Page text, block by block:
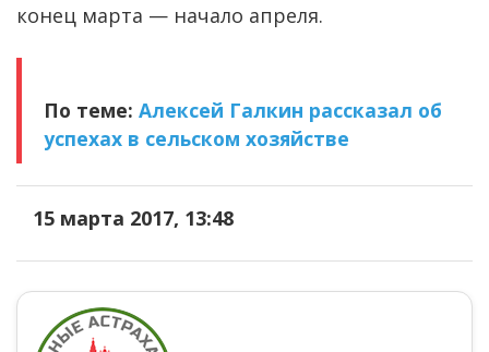
конец марта — начало апреля.
По теме: Алексей Галкин рассказал об
успехах в сельском хозяйстве
15 марта 2017, 13:48